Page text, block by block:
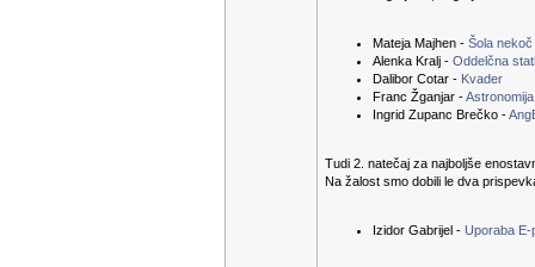
Mateja Majhen - Šola nekoč
Alenka Kralj - Oddelčna
Dalibor Cotar - Kvader
Franc Žganjar -Astronomija
Ingrid Zupanc Brečko -
Tudi 2. natečaj za najboljše
Na žalost smo dobili le dva
Izidor Gabrijel - Uporaba E-